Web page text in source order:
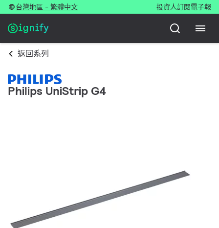
台灣地區 - 繁體中文 投資人訂閱電子報
返回系列
Philips UniStrip G4